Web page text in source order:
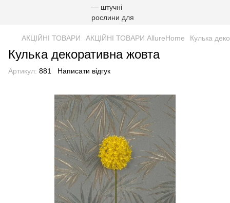
АКЦІЙНІ ТОВАРИ АКЦІЙНІ ТОВАРИ AllureHome Кулька
Кулька декоративна жовта
Артикул: 881 Написати відгук